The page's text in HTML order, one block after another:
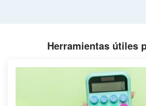
Herramientas útiles